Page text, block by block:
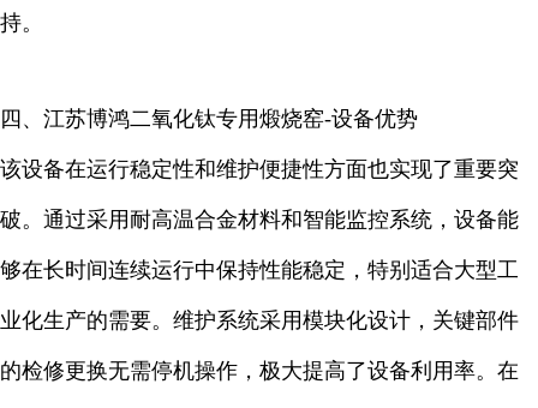
持。
四、江苏博鸿二氧化钛专用煅烧窑-设备优势
该设备在运行稳定性和维护便捷性方面也实现了重要突
破。通过采用耐高温合金材料和智能监控系统，设备能
够在长时间连续运行中保持性能稳定，特别适合大型工
业化生产的需要。维护系统采用模块化设计，关键部件
的检修更换无需停机操作，极大提高了设备利用率。在